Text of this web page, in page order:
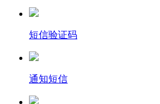
短信验证码
通知短信